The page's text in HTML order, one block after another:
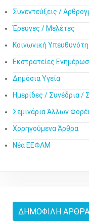
Συνεντεύξεις /
Έρευνες / Μελέτες
Κοινωνική
Εκστρατείες
Δημόσια Υγεία
Ημερίδες / Συνέδρια /
Σεμινάρια Άλλων
Χορηγούμενα Άρθρα
Νέα ΕΕΦΑΜ
ΔΗΜΟΦΙΛΉ ΆΡΘΡΑ